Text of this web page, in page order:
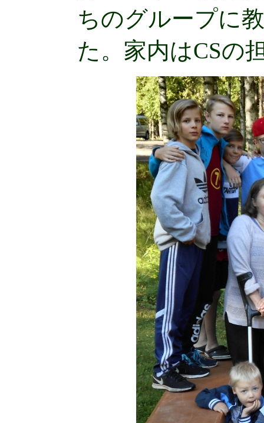
ちのグループに
た。家内はCSの